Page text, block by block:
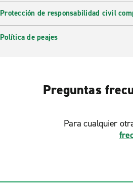
Protección de responsabilidad civil
Política de peajes
Preguntas
Para cualquier